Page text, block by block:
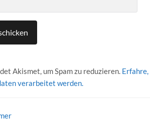
Akismet, um Spam zu reduzieren. Erfahre,
verarbeitet werden.